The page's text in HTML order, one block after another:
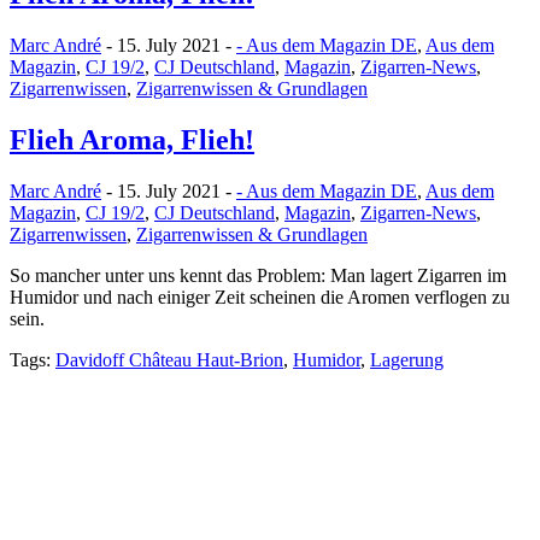
Marc André - 15. July 2021 - - Aus dem Magazin DE, Aus dem
Magazin, CJ 19/2, CJ Deutschland, Magazin, Zigarren-News,
Zigarrenwissen, Zigarrenwissen & Grundlagen
Flieh Aroma, Flieh!
Marc André - 15. July 2021 - - Aus dem Magazin DE, Aus dem
Magazin, CJ 19/2, CJ Deutschland, Magazin, Zigarren-News,
Zigarrenwissen, Zigarrenwissen & Grundlagen
So mancher unter uns kennt das Problem: Man lagert Zigarren im
Humidor und nach einiger Zeit scheinen die Aromen verflogen zu
sein.
Tags: Davidoff Château Haut-Brion, Humidor, Lagerung